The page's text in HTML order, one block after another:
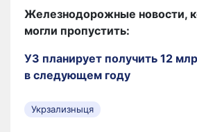
Железнодорожные новости,
могли пропустить:
УЗ планирует получить 12
в следующем году
Укрзализныця